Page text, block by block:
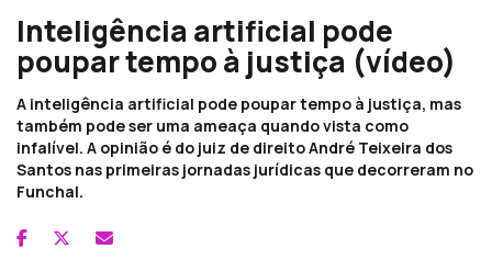
Inteligência artificial pode
poupar tempo à justiça (vídeo)
A inteligência artificial pode poupar tempo à justiça, mas
também pode ser uma ameaça quando vista como
infalível. A opinião é do juiz de direito André Teixeira dos
Santos nas primeiras jornadas jurídicas que decorreram no
Funchal.